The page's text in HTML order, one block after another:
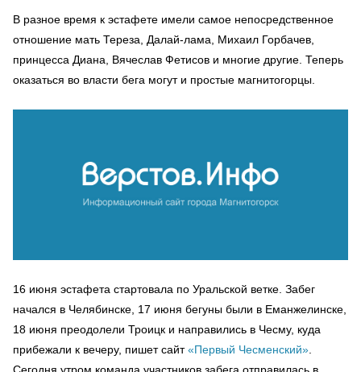
В разное время к эстафете имели самое непосредственное
отношение мать Тереза, Далай-лама, Михаил Горбачев,
принцесса Диана, Вячеслав Фетисов и многие другие. Теперь
оказаться во власти бега могут и простые магнитогорцы.
16 июня эстафета стартовала по Уральской ветке. Забег
начался в Челябинске, 17 июня бегуны были в Еманжелинске,
18 июня преодолели Троицк и направились в Чесму, куда
прибежали к вечеру, пишет сайт«Первый Чесменский»